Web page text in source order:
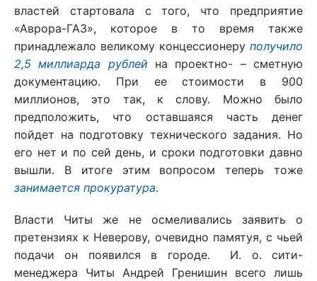
властей стартовала с того, что предприятие
«Аврора-ГАЗ», которое в то время также
принадлежало великому концессионеру получило
2,5 миллиарда рублей на проектно- – сметную
документацию. При ее стоимости в 900
миллионов, это так, к слову. Можно было
предположить, что оставшаяся часть денег
пойдет на подготовку технического задания. Но
его нет и по сей день, и сроки подготовки давно
вышли. В итоге этим вопросом теперь тоже
занимается прокуратура.
Власти Читы же не осмеливались заявить о
претензиях к Неверову, очевидно памятуя, с чьей
подачи он появился в городе. И. о. сити-
менеджера Читы Андрей Гренишин всего лишь